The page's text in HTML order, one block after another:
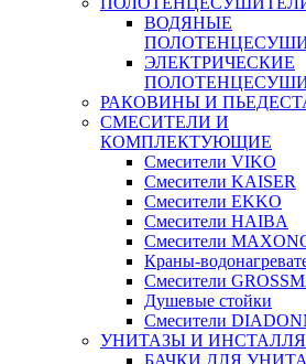
ВОДЯНЫЕ
ЭЛЕКТРИЧЕСКИЕ
РАКОВИНЫ И
СМЕСИТЕЛИ И
КОМПЛЕКТУЮЩИЕ
Смесители VIKO
Смесители KAISER
Смесители EKKO
Смесители HAIBA
Смесители
Краны-
Смесители
Душевые стойки
Смесители
УНИТАЗЫ И
БАЧКИ ДЛЯ